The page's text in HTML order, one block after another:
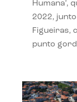
Humana’,
2022,
Figueiras,
punto